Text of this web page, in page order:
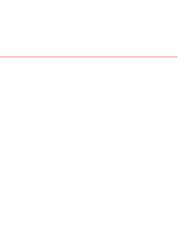
ンドバック/ハイト共有）&ライン（ス
チ ●（本体前面）
（6Ω）
）
100W+100W（6Ω）
プ/ゾーン3共用 165W+165W（6Ω）
（DLNA/音楽）